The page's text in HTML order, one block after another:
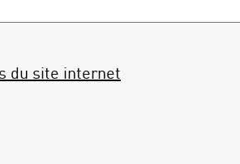
du site internet